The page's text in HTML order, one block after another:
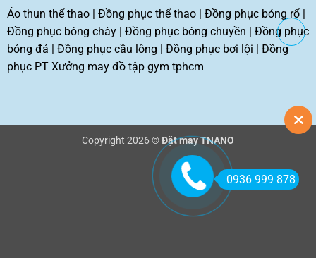
Áo thun thể thao| Đồng phục thể thao| Đồng phục bóng rổ|
Đồng phục bóng chày| Đồng phục bóng chuyền
Đồng phục
bóng đá
Đồng phục cầu lông Đồng phục bơi lội
Đồng
phục PT Xưởng may đồ tập gym tphcm
Copyright 2026 ©Đặt may TNANO
0936 999 878